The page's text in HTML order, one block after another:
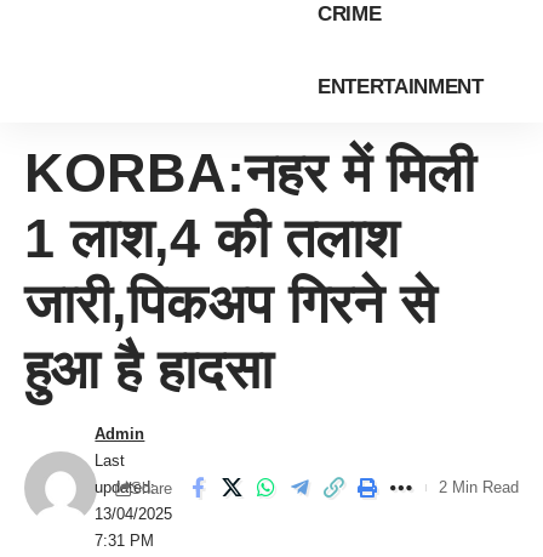
CRIME
ENTERTAINMENT
KORBA:नहर में मिली
1 लाश,4 की तलाश
जारी,पिकअप गिरने से
हुआ है हादसा
Last
updated:
13/04/2025
7:31 PM
Admin
Share 2 Min Read